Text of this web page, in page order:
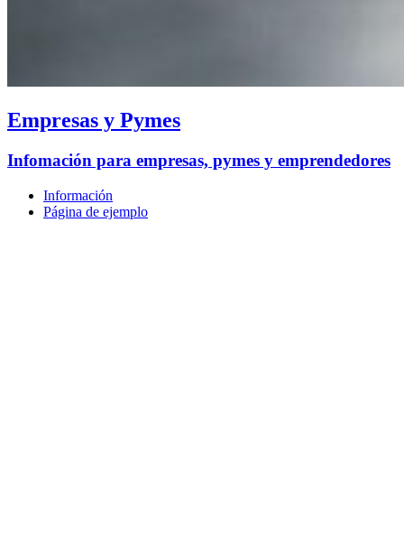
Empresas y Pymes
Infomación para empresas, pymes y emprendedores
Información
Página de ejemplo